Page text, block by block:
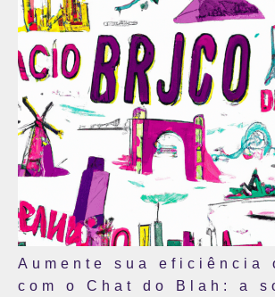
Aumente sua eficiência
com o Chat do Blah: a